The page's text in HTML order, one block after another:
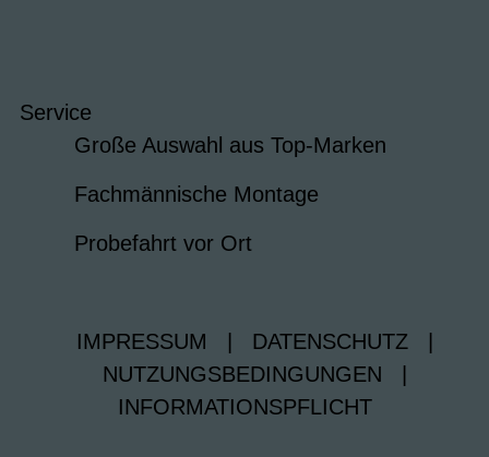
Service
Große Auswahl aus Top-Marken
Fachmännische Montage
Probefahrt vor Ort
IMPRESSUM DATENSCHUTZ
NUTZUNGSBEDINGUNGEN
INFORMATIONSPFLICHT